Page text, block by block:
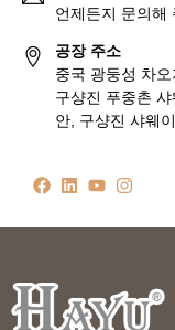
언제든지 문의해
공장 주소
중국 광둥성 차오
구샹진 푸중촌 샤
안, 구샹진 샤웨